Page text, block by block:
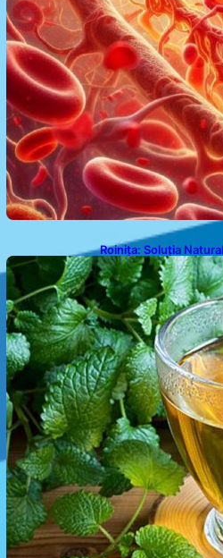
Roinița: Soluția
Cortizolului și